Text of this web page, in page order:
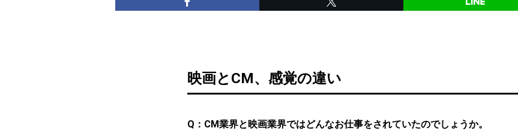
映画とCM、感覚の違い
Q：CM業界と映画業界ではどんなお仕事をされていたのでしょうか。